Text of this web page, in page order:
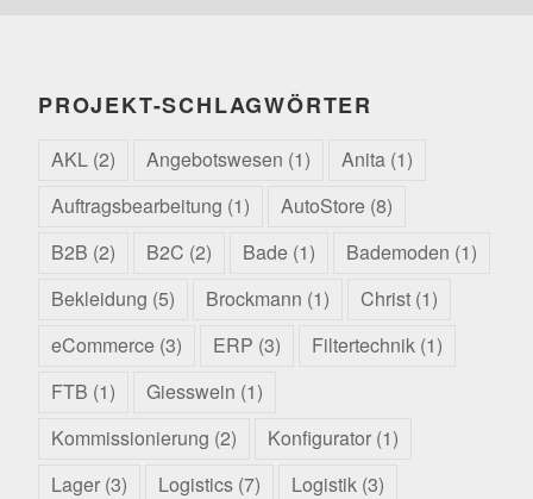
PROJEKT-SCHLAGWÖRTER
AKL (2) Angebotswesen (1) Anita (1)
Auftragsbearbeitung (1) AutoStore (8)
B2B (2) B2C (2) Bade (1) Bademoden (1)
Bekleidung (5) Brockmann (1) Christ (1)
eCommerce (3) ERP (3) Filtertechnik (1)
FTB (1) Giesswein (1)
Kommissionierung (2) Konfigurator (1)
Lager (3) Logistics (7) Logistik (3)